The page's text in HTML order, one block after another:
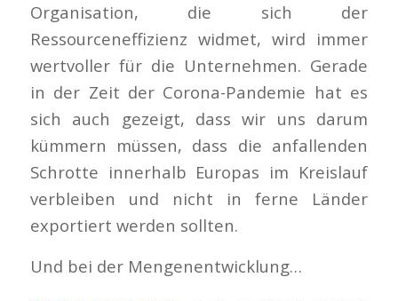
Organisation, die sich der
Ressourceneffizienz widmet, wird immer
wertvoller für die Unternehmen. Gerade
in der Zeit der Corona-Pandemie hat es
sich auch gezeigt, dass wir uns darum
kümmern müssen, dass die anfallenden
Schrotte innerhalb Europas im Kreislauf
verbleiben und nicht in ferne Länder
exportiert werden sollten.
Und bei der Mengenentwicklung…